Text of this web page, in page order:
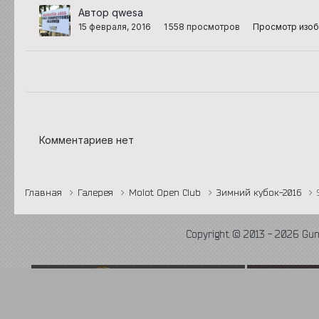
Автор qwesa
15 февраля, 2016 1 558 просмотров Просмотр
Комментариев нет
Главная Галерея Molot Open Club Зимний кубок-2016
Copyright © 2013 - 2026